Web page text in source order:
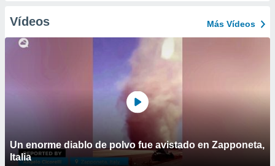
Vídeos Más Vídeos
Un enorme diablo de polvo fue avistado en Zapponeta,
Italia